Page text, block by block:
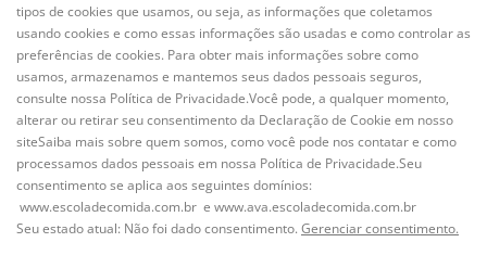
tipos de cookies que usamos, ou seja, as informações que coletamos
usando cookies e como essas informações são usadas e como controlar as
preferências de cookies. Para obter mais informações sobre como
usamos, armazenamos e mantemos seus dados pessoais seguros,
consulte nossa Política de Privacidade.Você pode, a qualquer momento,
alterar ou retirar seu consentimento da Declaração de Cookie em nosso
siteSaiba mais sobre quem somos, como você pode nos contatar e como
processamos dados pessoais em nossa Política de Privacidade.Seu
consentimento se aplica aos seguintes domínios:
www.escoladecomida.com.br e www.ava.escoladecomida.com.br
Seu estado atual: Não foi dado consentimento. Gerenciar consentimento.